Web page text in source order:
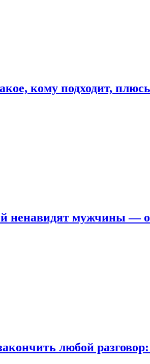
кому подходит,
мужчины —
любой